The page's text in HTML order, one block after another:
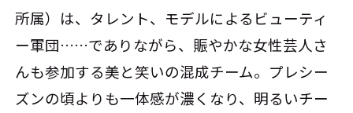
所属）は、タレント、モデルによるビューティ
ー軍団……でありながら、賑やかな女性芸人さ
んも参加する美と笑いの混成チーム。プレシー
ズンの頃よりも一体感が濃くなり、明るいチー